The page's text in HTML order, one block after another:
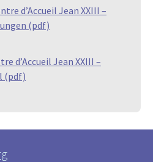
d’Accueil Jean XXIII –
(pdf)
d’Accueil Jean XXIII –
(pdf)